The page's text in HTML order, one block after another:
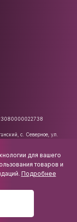
КОРЗИНУ
для вашего
товаров и
Подробнее
с. Северное, ул.